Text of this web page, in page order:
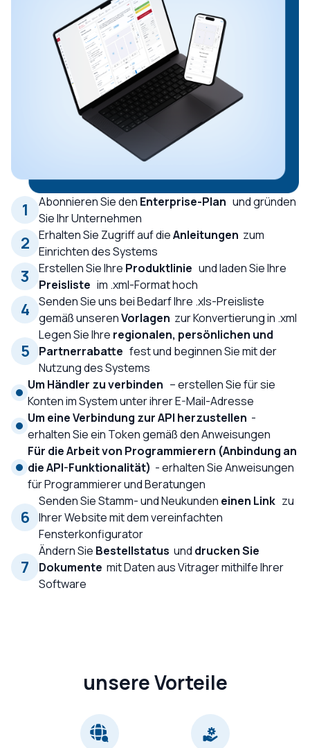
1 Abonnieren Sie den Enterprise-Plan und gründen
Sie Ihr Unternehmen
2 Erhalten Sie Zugriff auf dieAnleitungen zum
Einrichten des Systems
3 Erstellen Sie Ihre Produktlinie und laden Sie Ihre
Preisliste im .xml-Format hoch
4
Senden Sie uns bei Bedarf Ihre .xls-Preisliste
gemäß unserenVorlagen zur Konvertierung in .xml
5
Legen Sie Ihre regionalen, persönlichen und
Partnerrabatte fest und beginnen Sie mit der
Nutzung des Systems
Um Händler zu verbinden – erstellen Sie für sie
Konten im System unter ihrer E-Mail-Adresse
Um eine Verbindung zur API herzustellen -
erhalten Sie ein Token gemäß den Anweisungen
Für die Arbeit von Programmierern (Anbindung an
die API-Funktionalität) - erhalten Sie Anweisungen
für Programmierer und Beratungen
6
Senden Sie Stamm- und Neukunden einen Link zu
Ihrer Website mit dem vereinfachten
Fensterkonfigurator
7
Ändern Sie Bestellstatus und drucken Sie
Dokumente mit Daten aus Vitrager mithilfe Ihrer
Software
unsere Vorteile